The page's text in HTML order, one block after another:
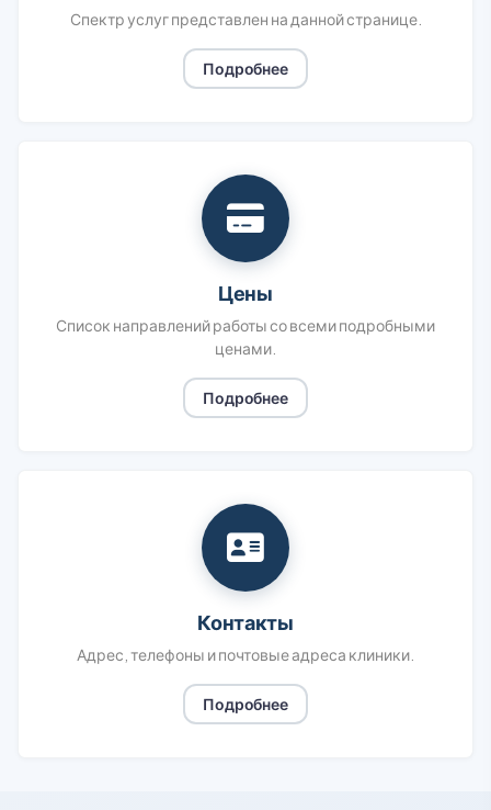
Спектр услуг представлен на данной странице.
Подробнее
Цены
Список направлений работы со всеми подробными
ценами.
Подробнее
Контакты
Адрес, телефоны и почтовые адреса клиники.
Подробнее